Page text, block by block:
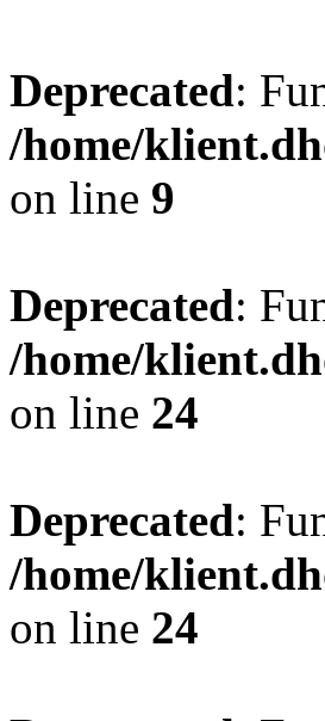
Deprecated:
/home/
on line 9
Deprecated:
/home/
on line 24
Deprecated:
/home/
on line 24